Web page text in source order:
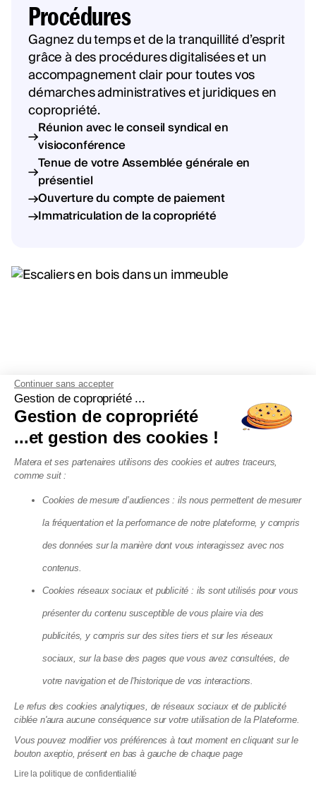
Procédures
Gagnez du temps et de la tranquillité d’esprit
grâce à des procédures digitalisées et un
accompagnement clair pour toutes vos
démarches administratives et juridiques en
copropriété.
Réunion avec le conseil syndical en
visioconférence
Tenue de votre Assemblée générale en
présentiel
Ouverture du compte de paiement
Immatriculation de la copropriété
Plateforme
Découvrez une plateforme tout-en-un pour
gérer votre copropriété en ligne, accéder à
vos documents, suivre vos finances et
échanger facilement avec votre syndic et
vos voisins.
Accès à votre espace Matera pour consulter
Continuer sans accepter
Gestion de copropriété ...
Gestion de copropriété
...et gestion des cookies !
Matera et ses partenaires utilisons des cookies et autres traceurs,
comme suit :
Cookies de mesure d’audiences : ils nous permettent de mesurer
la fréquentation et la performance de notre plateforme, y compris
des données sur la manière dont vous interagissez avec nos
contenus.
Cookies réseaux sociaux et publicité : ils sont utilisés pour vous
présenter du contenu susceptible de vous plaire via des
publicités, y compris sur des sites tiers et sur les réseaux
sociaux, sur la base des pages que vous avez consultées, de
votre navigation et de l'historique de vos interactions.
Le refus des cookies analytiques, de réseaux sociaux et de publicité
ciblée n'aura aucune conséquence sur votre utilisation de la Plateforme.
Vous pouvez modifier vos préférences à tout moment en cliquant sur le
bouton axeptio, présent en bas à gauche de chaque page
Lire la politique de confidentialité